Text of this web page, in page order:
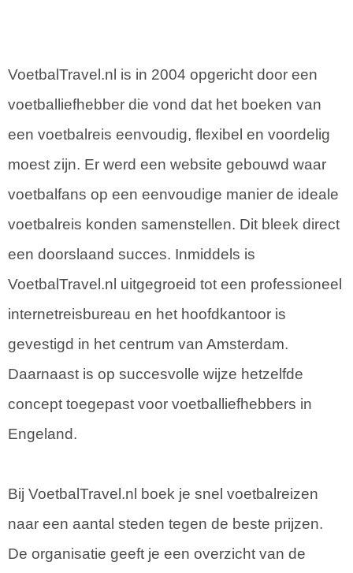
VoetbalTravel.nl is in 2004 opgericht door een
voetballiefhebber die vond dat het boeken van
een voetbalreis eenvoudig, flexibel en voordelig
moest zijn. Er werd een website gebouwd waar
voetbalfans op een eenvoudige manier de ideale
voetbalreis konden samenstellen. Dit bleek direct
een doorslaand succes. Inmiddels is
VoetbalTravel.nl uitgegroeid tot een professioneel
internetreisbureau en het hoofdkantoor is
gevestigd in het centrum van Amsterdam.
Daarnaast is op succesvolle wijze hetzelfde
concept toegepast voor voetballiefhebbers in
Engeland.
Bij VoetbalTravel.nl boek je snel voetbalreizen
naar een aantal steden tegen de beste prijzen.
De organisatie geeft je een overzicht van de